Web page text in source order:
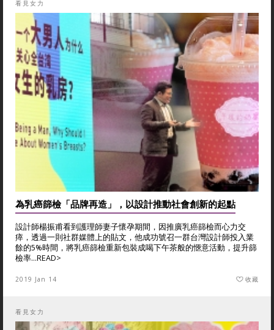
看見女力
為乳癌篩檢「品牌再造」，以設計推動社會創新的起點
設計師楊振甫看到護理師妻子懷孕期間，因推廣乳癌篩檢而心力交
瘁，透過一則社群媒體上的貼文，他成功號召一群台灣設計師投入業
餘的5%時間，將乳癌篩檢重新包裝成喝下午茶般的愜意活動，提升篩
檢率...READ>
2019 Jan 14 收藏
看見女力